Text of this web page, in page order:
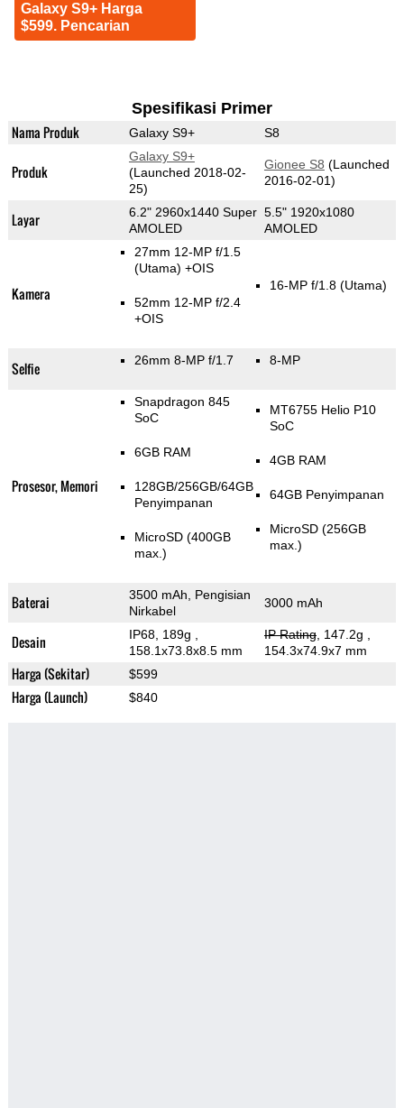
Galaxy S9+ Harga
$599. Pencarian
Spesifikasi Primer
Nama Produk Galaxy S9+ S8
Produk
Galaxy S9+
(Launched 2018-02-
25)
Gionee S8 (Launched
2016-02-01)
Layar
6.2" 2960x1440 Super
AMOLED
5.5" 1920x1080
AMOLED
Kamera
27mm 12-MP f/1.5
(Utama) +OIS
52mm 12-MP f/2.4
+OIS
16-MP f/1.8 (Utama)
Selfie 26mm 8-MP f/1.7 8-MP
Prosesor, Memori
Snapdragon 845
SoC
6GB RAM
128GB/256GB/64GB
Penyimpanan
MicroSD (400GB
max.)
MT6755 Helio P10
SoC
4GB RAM
64GB Penyimpanan
MicroSD (256GB
max.)
Baterai
3500 mAh, Pengisian
Nirkabel
3000 mAh
Desain IP68, 189g
158.1x73.8x8.5 mm
IP Rating, 147.2g
154.3x74.9x7 mm
Harga (Sekitar) $599
Harga (Launch) $840